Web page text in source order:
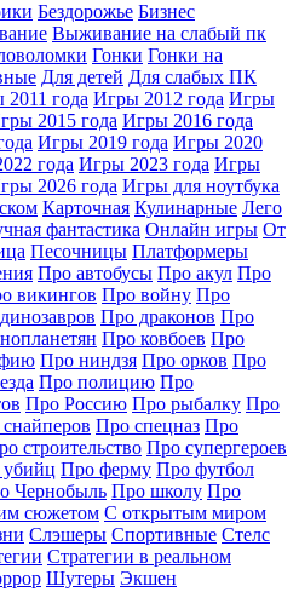
Бездорожье Бизнес
Выживание на слабый пк
Гонки Гонки на
Для детей Для слабых ПК
года Игры 2012 года Игры
2015 года Игры 2016 года
Игры 2019 года Игры 2020
года Игры 2023 года Игры
2026 года Игры для ноутбука
Карточная Кулинарные Лего
фантастика Онлайн игры От
Песочницы Платформеры
Про автобусы Про акул Про
викингов Про войну Про
Про драконов Про
Про ковбоев Про
Про ниндзя Про орков Про
Про полицию Про
Про Россию Про рыбалку Про
Про спецназ Про
строительство Про супергероев
Про ферму Про футбол
Чернобыль Про школу Про
сюжетом С открытым миром
Слэшеры Спортивные Стелс
Стратегии в реальном
Шутеры Экшен